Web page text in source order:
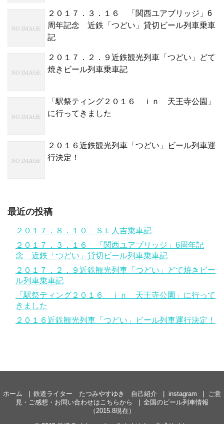
２０１７．３．１６ 「関西ユアブリッジ」6
周年記念 近鉄「つどい」貸切ビール列車乗車
記
２０１７．２．９近鉄観光列車「つどい」どて
焼きビール列車乗車記
「駅祭ティング２０１６ ｉｎ 天王寺公園」
に行ってきました
２０１６近鉄観光列車「つどい」ビール列車運
行決定！
最近の投稿
２０１７．８．１０ ＳＬ人吉乗車記
２０１７．３．１６ 「関西ユアブリッジ」6周年記
念 近鉄「つどい」貸切ビール列車乗車記
２０１７．２．９近鉄観光列車「つどい」どて焼きビー
ル列車乗車記
「駅祭ティング２０１６ ｉｎ 天王寺公園」に行って
きました
２０１６近鉄観光列車「つどい」ビール列車運行決定！
ホーム 鉄道ライター たつみやすゆき 自己紹介 instagram
ご意
見・ご感想・お問い合わせはこちらから
全国のビール列車情報
（2015.8現在）